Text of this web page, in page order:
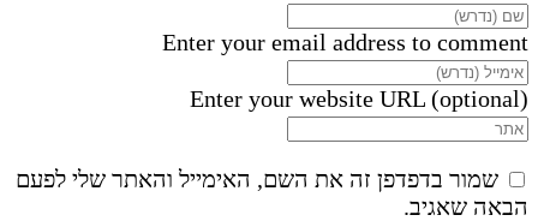
Enter your email address to comment
Enter your website URL (optional)
שמור בדפדפן זה את השם, האימייל והאתר שלי לפעם
הבאה שאגיב.